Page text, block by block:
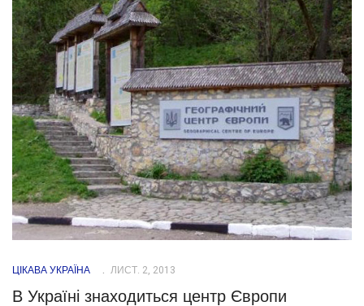
ЦІКАВА УКРАЇНА ЛИСТ. 2, 2013
В Україні знаходиться центр Європи